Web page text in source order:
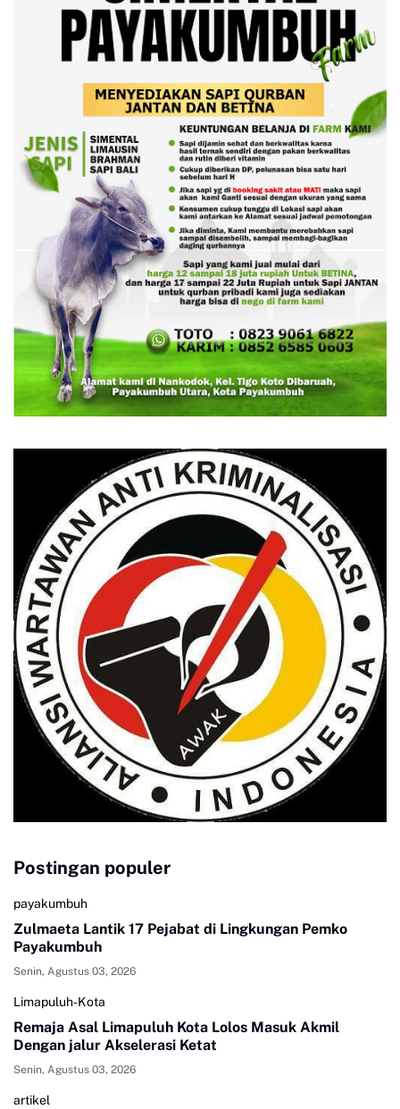
Postingan populer
payakumbuh
Zulmaeta Lantik 17 Pejabat di Lingkungan Pemko
Payakumbuh
Senin, Agustus 03, 2026
Limapuluh-Kota
Remaja Asal Limapuluh Kota Lolos Masuk Akmil
Dengan jalur Akselerasi Ketat
Senin, Agustus 03, 2026
artikel